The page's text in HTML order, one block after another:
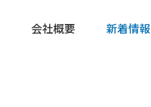
会社概要 新着情報